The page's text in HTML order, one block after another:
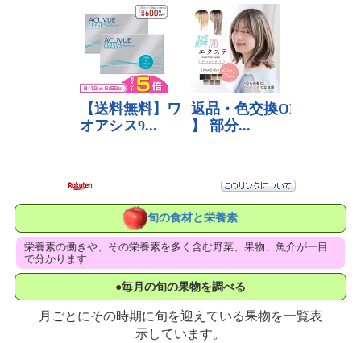
旬の食材と栄養素
栄養素の働きや、その栄養素を多く含む野菜、果物、魚介が一目
で分かります
●毎月の旬の果物を調べる
月ごとにその時期に旬を迎えている果物を一覧表
示しています。